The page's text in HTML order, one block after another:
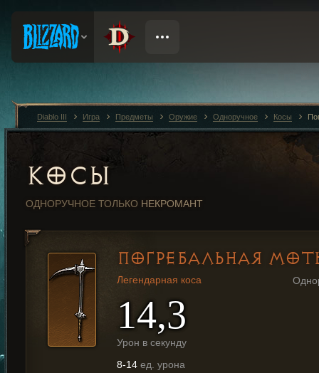
КОСЫ
ОДНОРУЧНОЕ ТОЛЬКО НЕКРОМАНТ
ПОГРЕБАЛЬНАЯ
Легендарная коса
14,3
Урон в секунду
8-14 ед. урона
Diablo III Игра Предметы Оружие Одноручное Косы